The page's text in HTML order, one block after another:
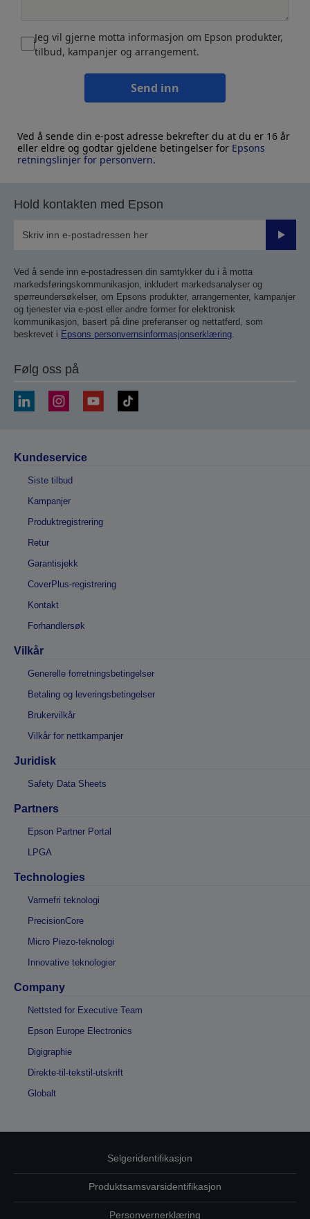
Jeg vil gjerne motta informasjon om Epson produkter,
tilbud, kampanjer og arrangement.
Send inn
Ved å sende din e-post adresse bekrefter du at du er 16 år
eller eldre og godtar gjeldene betingelser for Epsons
retningslinjer for personvern.
Hold kontakten med Epson
Send
Ved å sende inn e-postadressen din samtykker du i å motta
markedsføringskommunikasjon, inkludert markedsanalyser og
spørreundersøkelser, om Epsons produkter, arrangementer, kampanjer
og tjenester via e-post eller andre former for elektronisk
kommunikasjon, basert på dine preferanser og nettatferd, som
beskrevet i Epsons personvernsinformasjonserklæring.
Følg oss på
Kundeservice
Siste tilbud
Kampanjer
Produktregistrering
Retur
Garantisjekk
CoverPlus-registrering
Kontakt
Forhandlersøk
Vilkår
Generelle forretningsbetingelser
Betaling og leveringsbetingelser
Brukervilkår
Vilkår for nettkampanjer
Juridisk
Safety Data Sheets
Partners
Epson Partner Portal
LPGA
Technologies
Varmefri teknologi
PrecisionCore
Micro Piezo-teknologi
Innovative teknologier
Company
Nettsted for Executive Team
Epson Europe Electronics
Digigraphie
Direkte-til-tekstil-utskrift
Globalt
Selgeridentifikasjon
Produktsamsvarsidentifikasjon
Personvernerklæring